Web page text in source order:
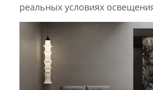
реальных условиях